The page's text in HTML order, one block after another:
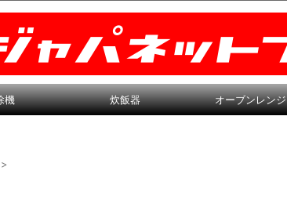
機 炊飯器 オーブンレンジ
>